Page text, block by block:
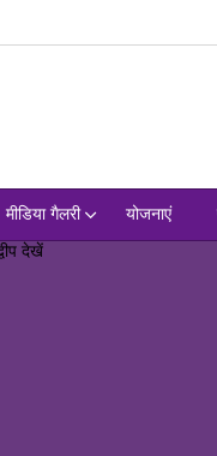
मीडिया गैलरी योजनाएं